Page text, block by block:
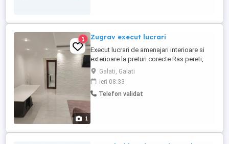
1
1 Zugrav execut lucrari
Execut lucrari de amenajari interioare si
exterioare la preturi corecte Ras pereti,
glet,var lavabil, reparatii,glafuri, Izolatii cu
polistiren etc Rapid si curat Cer si ofer
maxima seriozitate
Galati, Galati
ieri 08:33
Telefon validat